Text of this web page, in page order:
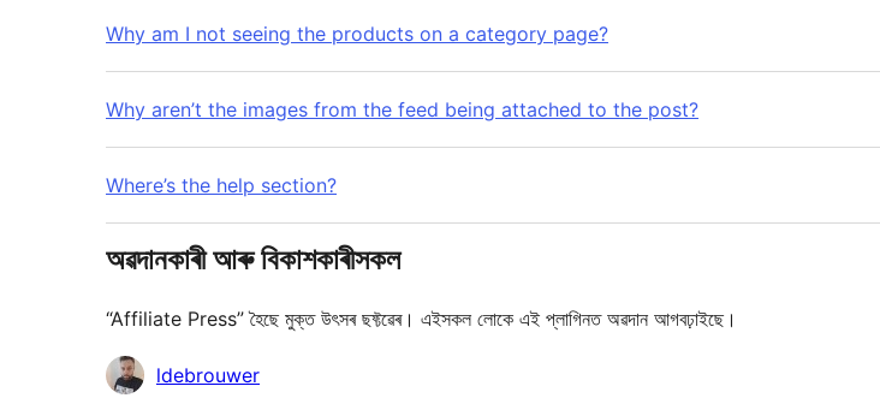
Why am I not seeing the products on a category page?
Why aren’t the images from the feed being attached to the post?
Where’s the help section?
অৱদানকাৰী আৰু বিকাশকাৰীসকল
“Affiliate Press” হৈছে মুক্ত উৎসৰ ছফ্টৱেৰ। এইসকল লোকে এই প্লাগিনত অৱদান আগবঢ়াইছে।
অৱদানকাৰীসকলldebrouwer